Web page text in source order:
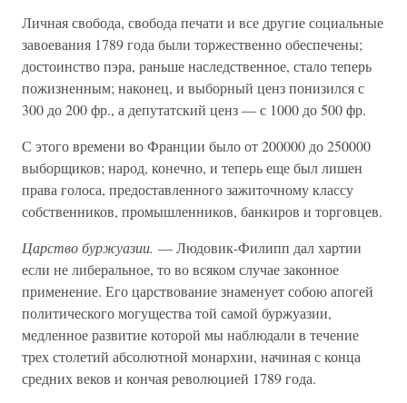
Личная свобода, свобода печати и все другие социальные
завоевания 1789 года были торжественно обеспечены;
достоинство пэра, раньше наследственное, стало теперь
пожизненным; наконец, и выборный ценз понизился с
300 до 200 фр., а депутатский ценз — с 1000 до 500 фр.
С этого времени во Франции было от 200000 до 250000
выборщиков; народ, конечно, и теперь еще был лишен
права голоса, предоставленного зажиточному классу
собственников, промышленников, банкиров и торговцев.
Царство буржуазии. — Людовик-Филипп дал хартии
если не либеральное, то во всяком случае законное
применение. Его царствование знаменует собою апогей
политического могущества той самой буржуазии,
медленное развитие которой мы наблюдали в течение
трех столетий абсолютной монархии, начиная с конца
средних веков и кончая революцией 1789 года.